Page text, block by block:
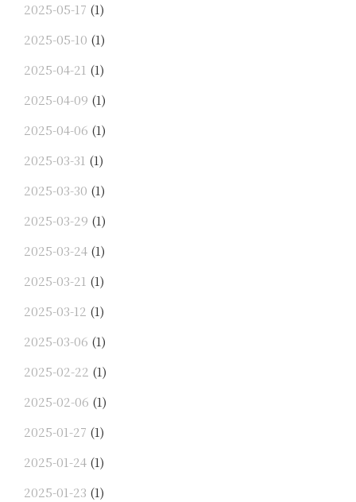
2025-05-17 (1)
2025-05-10 (1)
2025-04-21 (1)
2025-04-09 (1)
2025-04-06 (1)
2025-03-31 (1)
2025-03-30 (1)
2025-03-29 (1)
2025-03-24 (1)
2025-03-21 (1)
2025-03-12 (1)
2025-03-06 (1)
2025-02-22 (1)
2025-02-06 (1)
2025-01-27 (1)
2025-01-24 (1)
2025-01-23 (1)